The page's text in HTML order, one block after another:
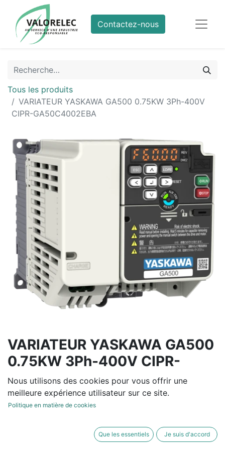
Contactez-nous
Tous les produits
VARIATEUR YASKAWA GA500 0.75KW 3Ph-400V
CIPR-GA50C4002EBA
VARIATEUR YASKAWA GA500
0.75KW 3Ph-400V CIPR-
GA50C4002EBA
Variateur de fréquence tension entrée de 380V à 480V
-15/+10% 50/60Hz +/-5%
Normal Duty : 2.1 A / 0.75 KW - Heavy Duty: 1.8 A /
Nous utilisons des cookies pour vous offrir une
meilleure expérience utilisateur sur ce site.
Politique en matière de cookies
Que les essentiels Je suis d'accord